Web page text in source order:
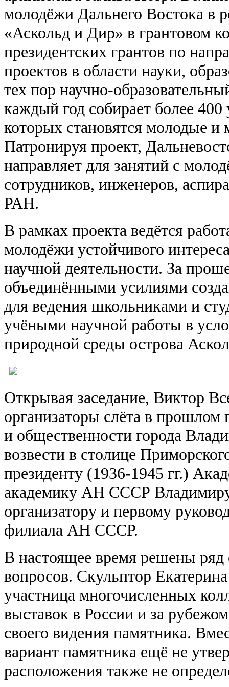
молодёжи Дальнего Востока в
«Аскольд и Дир» в грантовом
президентских грантов по
проектов в области науки,
тех пор научно-
каждый год собирает более 400
которых становятся молодые и
Патронируя проект,
направляет для занятий с
сотрудников, инженеров,
РАН.
В рамках проекта ведётся
молодёжи устойчивого
научной деятельности. За
объединёнными усилиями
для ведения школьниками и
учёными научной работы в
природной среды острова
Открывая заседание, Виктор
организаторы слёта в прошлом
и общественности города
возвести в столице
президенту (1936-1945 гг.)
академику АН СССР
организатору и первому
филиала АН СССР.
В настоящее время решены ряд
вопросов. Скульптор
участница многочисленных
выставок в России и за
своего видения памятника.
вариант памятника ещё не
расположения также не